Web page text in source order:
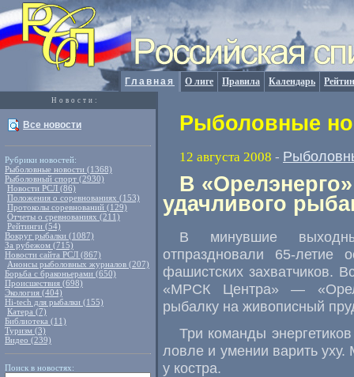
Главная О лиге Правила Календарь
Новости:
Все новости
Рубрики новостей:
Рыболовные новости (1368)
Рыболовный спорт (2930)
Новости РСЛ (86)
Положения о соревнованиях (153)
Протоколы соревнований (129)
Отчеты о сревнованиях (211)
Рейтинги (54)
Вокруг рыбалки (1087)
За рубежом (715)
Новости сайта РСЛ (867)
Анонсы рыболовных журналов (207)
Борьба с браконьерами (650)
Происшествия (698)
Экология (404)
Hi-tech для рыбалки (155)
Катера (7)
Библиотека (11)
Туризм (3)
Видео (239)
Поиск в новостях:
Рыболовные
12 августа 2008 -
В
удачливого
В минувшие
отпраздновали 65-летие
фашистских захватчиков.
«МРСК Центра» —
рыбалку на живописный
Три команды
ловле и умении варить
у костра.